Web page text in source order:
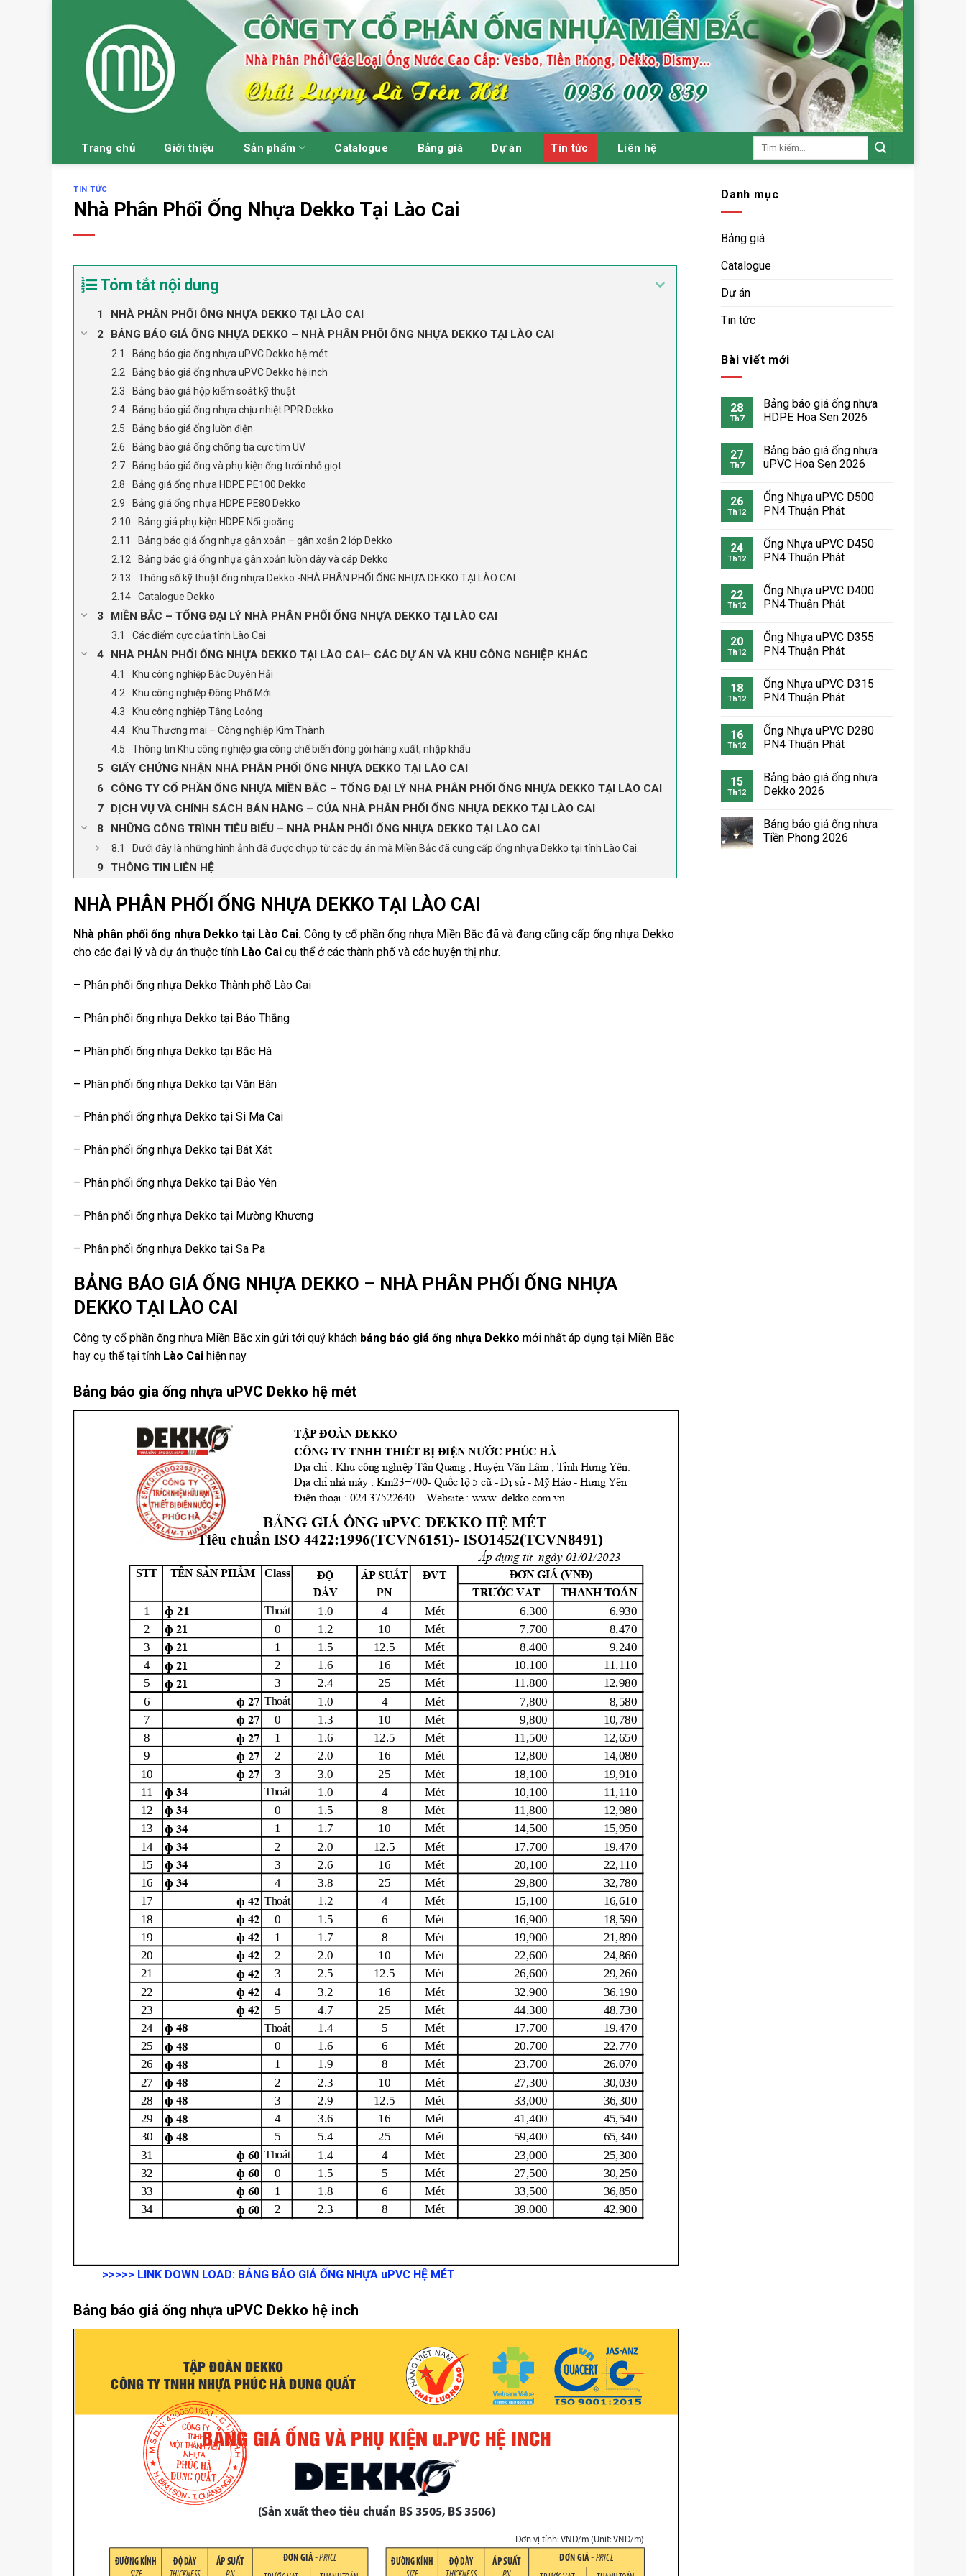
Trang chủ Giới thiệu Sản phẩm Catalogue Bảng giá Dự án Tin tức Liên hệ
Tìm
TIN TỨC
Nhà Phân Phối Ống Nhựa Dekko Tại Lào Cai
Tóm tắt nội dung
NHÀ PHÂN PHỐI ỐNG NHỰA DEKKO TẠI LÀO CAI
BẢNG BÁO GIÁ ỐNG NHỰA DEKKO – NHÀ PHÂN PHỐI ỐNG NHỰA DEKKO TẠI LÀO CAI
Bảng báo gia ống nhựa uPVC Dekko hệ mét
Bảng báo giá ống nhựa uPVC Dekko hệ inch
Bảng báo giá hộp kiểm soát kỹ thuật
Bảng báo giá ống nhựa chịu nhiệt PPR Dekko
Bảng báo giá ống luồn điện
Bảng báo giá ống chống tia cực tím UV
Bảng báo giá ống và phụ kiện ống tưới nhỏ giọt
Bảng giá ống nhựa HDPE PE100 Dekko
Bảng giá ống nhựa HDPE PE80 Dekko
Bảng giá phụ kiện HDPE Nối gioăng
Bảng báo giá ống nhựa gân xoắn – gân xoắn 2 lớp Dekko
Bảng báo giá ống nhựa gân xoắn luồn dây và cáp Dekko
Thông số kỹ thuật ống nhựa Dekko -NHÀ PHÂN PHỐI ỐNG NHỰA DEKKO TẠI LÀO CAI
Catalogue Dekko
MIỀN BẮC – TỔNG ĐẠI LÝ NHÀ PHÂN PHỐI ỐNG NHỰA DEKKO TẠI LÀO CAI
Các điểm cực của tỉnh Lào Cai
NHÀ PHÂN PHỐI ỐNG NHỰA DEKKO TẠI LÀO CAI– CÁC DỰ ÁN VÀ KHU CÔNG NGHIỆP KHÁC
Khu công nghiệp Bắc Duyên Hải
Khu công nghiệp Đông Phố Mới
Khu công nghiệp Tằng Loỏng
Khu Thương mai – Công nghiệp Kim Thành
Thông tin Khu công nghiệp gia công chế biến đóng gói hàng xuất, nhập khẩu
GIẤY CHỨNG NHẬN NHÀ PHÂN PHỐI ỐNG NHỰA DEKKO TẠI LÀO CAI
CÔNG TY CỔ PHẦN ỐNG NHỰA MIỀN BẮC – TỔNG ĐẠI LÝ NHÀ PHÂN PHỐI ỐNG NHỰA DEKKO TẠI LÀO CAI
DỊCH VỤ VÀ CHÍNH SÁCH BÁN HÀNG – CỦA NHÀ PHÂN PHỐI ỐNG NHỰA DEKKO TẠI LÀO CAI
NHỮNG CÔNG TRÌNH TIÊU BIỂU – NHÀ PHÂN PHỐI ỐNG NHỰA DEKKO TẠI LÀO CAI
Dưới đây là những hình ảnh đã được chụp từ các dự án mà Miền Bắc đã cung cấp ống nhựa Dekko tại tỉnh Lào Cai.
THÔNG TIN LIÊN HỆ
NHÀ PHÂN PHỐI ỐNG NHỰA DEKKO TẠI LÀO CAI
Nhà phân phối ống nhựa Dekko tại Lào Cai. Công ty cổ phần ống nhựa Miền Bắc đã và đang cũng cấp ống nhựa Dekko
cho các đại lý và dự án thuộc tỉnh Lào Cai cụ thể ở các thành phố và các huyện thị như.
– Phân phối ống nhựa Dekko Thành phố Lào Cai
– Phân phối ống nhựa Dekko tại Bảo Thắng
– Phân phối ống nhựa Dekko tại Bắc Hà
– Phân phối ống nhựa Dekko tại Văn Bàn
– Phân phối ống nhựa Dekko tại Si Ma Cai
– Phân phối ống nhựa Dekko tại Bát Xát
– Phân phối ống nhựa Dekko tại Bảo Yên
– Phân phối ống nhựa Dekko tại Mường Khương
– Phân phối ống nhựa Dekko tại Sa Pa
BẢNG BÁO GIÁ ỐNG NHỰA DEKKO – NHÀ PHÂN PHỐI ỐNG NHỰA
DEKKO TẠI LÀO CAI
Công ty cổ phần ống nhựa Miền Bắc xin gửi tới quý khách bảng báo giá ống nhựa Dekko mới nhất áp dụng tại Miền Bắc
hay cụ thể tại tỉnh Lào Cai hiện nay
Bảng báo gia ống nhựa uPVC Dekko hệ mét
>>>>> LINK DOWN LOAD: BẢNG BÁO GIÁ ỐNG NHỰA uPVC HỆ MÉT
Bảng báo giá ống nhựa uPVC Dekko hệ inch
Danh mục
Bảng giá
Catalogue
Dự án
Tin tức
Bài viết mới
28
Th7
Bảng báo giá ống nhựa
HDPE Hoa Sen 2026
27
Th7
Bảng báo giá ống nhựa
uPVC Hoa Sen 2026
26
Th12
Ống Nhựa uPVC D500
PN4 Thuận Phát
24
Th12
Ống Nhựa uPVC D450
PN4 Thuận Phát
22
Th12
Ống Nhựa uPVC D400
PN4 Thuận Phát
20
Th12
Ống Nhựa uPVC D355
PN4 Thuận Phát
18
Th12
Ống Nhựa uPVC D315
PN4 Thuận Phát
16
Th12
Ống Nhựa uPVC D280
PN4 Thuận Phát
15
Th12
Bảng báo giá ống nhựa
Dekko 2026
Bảng báo giá ống nhựa
Tiền Phong 2026